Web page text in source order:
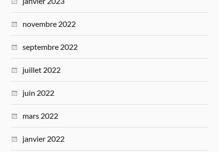
novembre 2022
septembre 2022
juillet 2022
juin 2022
mars 2022
janvier 2022